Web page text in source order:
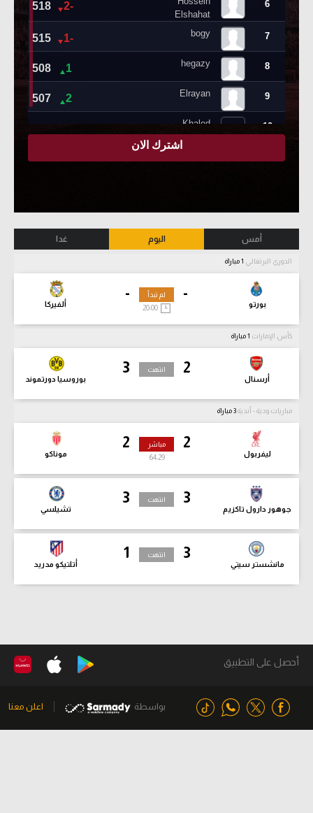
أمس اليوم غدا
الدوري البرتغالي
-
بورتو
-
ألفيركا
لم تبدأ
كأس الإمارات
2
أرسنال
3
بوروسيا دورتموند
انتهت
مباريات ودية - أندية
2
ليفربول
2
موناكو
مباشر
64:31
3
جوهور دارول تاكزيم
3
تشيلسي
انتهت
3
مانشستر سيتي
1
أتلتيكو مدريد
انتهت
أحصل على التطبيق
بواسطة اعلن معنا